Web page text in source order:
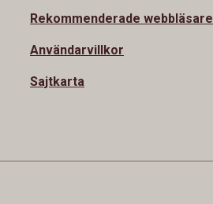
Rekommenderade webbläsare
Användarvillkor
Sajtkarta